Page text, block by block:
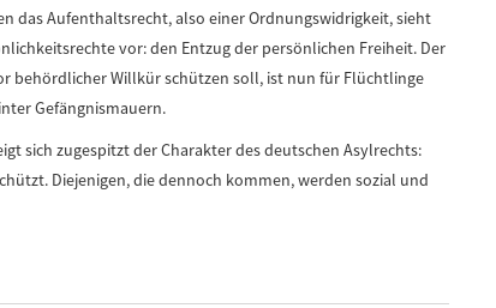
das Aufenthaltsrecht, also einer Ordnungswidrigkeit, sieht
vor: den Entzug der persönlichen Freiheit. Der
behördlicher Willkür schützen soll, ist nun für Flüchtlinge
Gefängnismauern.
sich zugespitzt der Charakter des deutschen Asylrechts:
Diejenigen, die dennoch kommen, werden sozial und